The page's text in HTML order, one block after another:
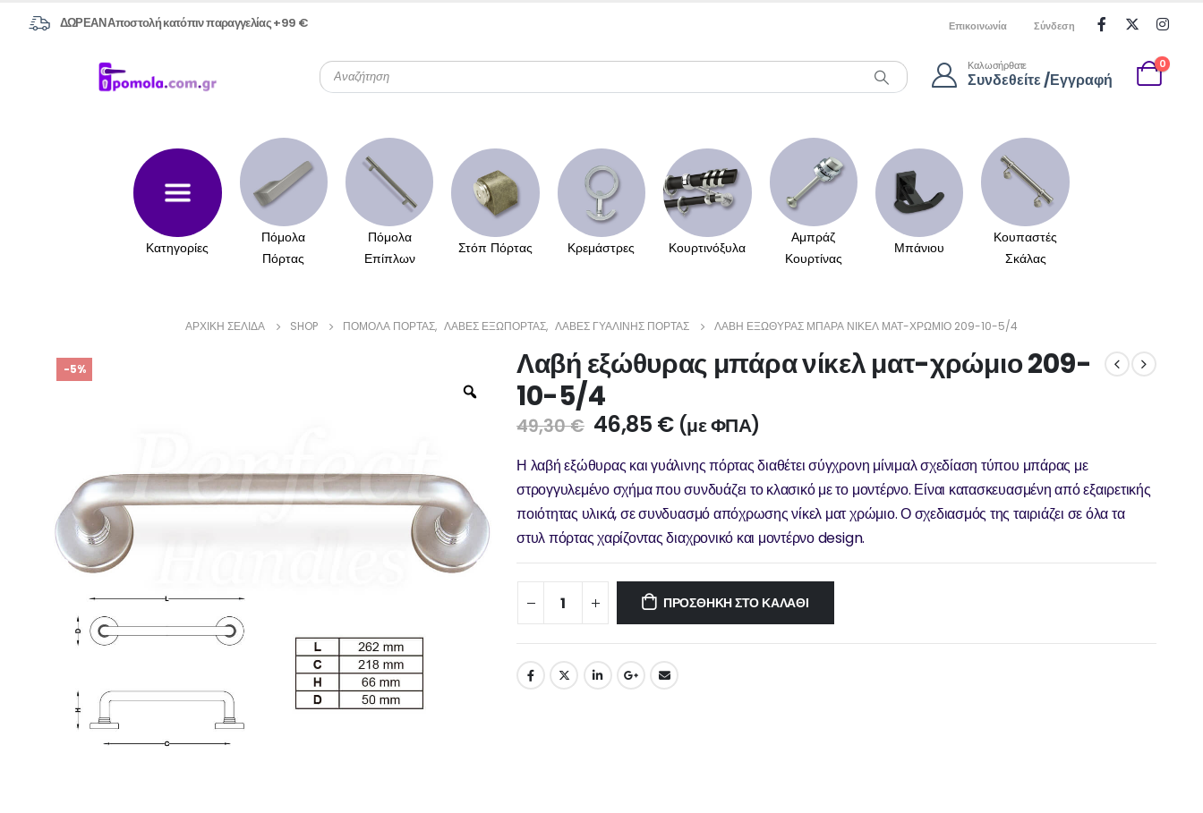
ΔΩΡΕΑΝ Αποστολή κατόπιν παραγγελίας +99 € Επικοινωνία Σύνδεση
Καλωσήρθατε
Συνδεθείτε /Εγγραφή
0
Κατηγορίες
Πόμολα
Πόρτας
Πόμολα
Επίπλων
Στόπ Πόρτας Κρεμάστρες Κουρτινόξυλα
Αμπράζ
Κουρτίνας
Μπάνιου
Κουπαστές
Σκάλας
ΑΡΧΙΚΉ ΣΕΛΊΔΑ SHOP ΠΌΜΟΛΑ ΠΌΡΤΑΣ, ΛΑΒΈΣ ΕΞΏΠΟΡΤΑΣ, ΛΑΒΈΣ ΓΥΑΛΙΝΉΣ ΠΌΡΤΑΣ ΛΑΒΉ ΕΞΏΘΥΡΑΣ ΜΠΆΡΑ ΝΊΚΕΛ ΜΑΤ-ΧΡΏΜΙΟ 209-10-5/4
-5%
Λαβή εξώθυρας μπάρα νίκελ ματ-χρώμιο 209-
10-5/4
49,30€ 46,85 € (με ΦΠΑ)
Η λαβή εξώθυρας και γυάλινης πόρτας διαθέτει σύγχρονη μίνιμαλ σχεδίαση τύπου μπάρας με
στρογγυλεμένο σχήμα που συνδυάζει το κλασικό με το μοντέρνο. Είναι κατασκευασμένη από εξαιρετικής
ποιότητας υλικά, σε συνδυασμό απόχρωσης νίκελ ματ χρώμιο. Ο σχεδιασμός της ταιριάζει σε όλα τα
στυλ πόρτας χαρίζοντας διαχρονικό και μοντέρνο design.
ΠΡΟΣΘΉΚΗ ΣΤΟ ΚΑΛΆΘΙ